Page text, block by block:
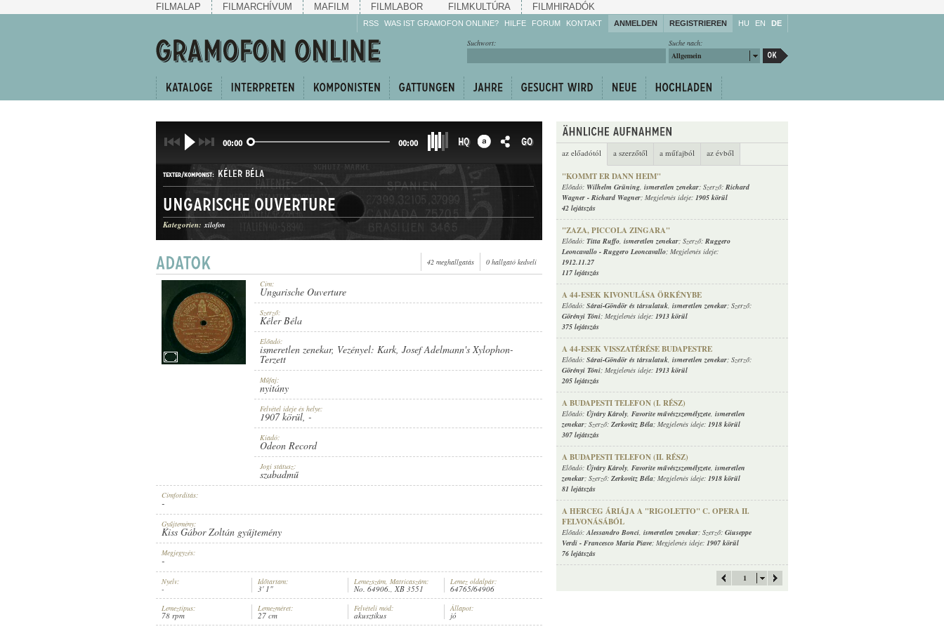
FILMALAP FILMARCHÍVUM MAFILM FILMLABOR FILMKULTÚRA FILMHIRADÓK
RSS WAS IST GRAMOFON ONLINE? HILFE
Machen Sie mit!
weiter!
FORUM KONTAKT ANMELDEN REGISTRIEREN HU EN DE
Suche nach:
Allgemein
Suchwort:
az előadótól a szerzőtől a műfajból az évből
"KOMMT ER DANN HEIM"
Előadó: Wilhelm Grüning, ismeretlen zenekar; Szerző: Richard
Wagner - Richard Wagner; Megjelenés ideje: 1905 körül
42 lejátszás
"ZAZA, PICCOLA ZINGARA"
Előadó: Titta Ruffo, ismeretlen zenekar; Szerző: Ruggero
Leoncavallo - Ruggero Leoncavallo; Megjelenés ideje:
1912.11.27
117 lejátszás
A 44-ESEK KIVONULÁSA ÖRKÉNYBE
Előadó: Sárai-Göndör és társulatuk, ismeretlen zenekar; Szerző:
Görényi Tóni; Megjelenés ideje: 1913 körül
375 lejátszás
A 44-ESEK VISSZATÉRÉSE BUDAPESTRE
Előadó: Sárai-Göndör és társulatuk, ismeretlen zenekar; Szerző:
Görényi Tóni; Megjelenés ideje: 1913 körül
205 lejátszás
A BUDAPESTI TELEFON (I. RÉSZ)
Előadó: Újváry Károly, Favorite művészszemélyzete, ismeretlen
zenekar; Szerző: Zerkovitz Béla; Megjelenés ideje: 1918 körül
307 lejátszás
A BUDAPESTI TELEFON (II. RÉSZ)
Előadó: Újváry Károly, Favorite művészszemélyzete, ismeretlen
zenekar; Szerző: Zerkovitz Béla; Megjelenés ideje: 1918 körül
81 lejátszás
A HERCEG ÁRIÁJA A "RIGOLETTO" C. OPERA II.
FELVONÁSÁBÓL
Előadó:Alessandro Bonci, ismeretlen zenekar; Szerző: Giuseppe
Verdi - Francesco Maria Piave; Megjelenés ideje: 1907 körül
76 lejátszás
1
00:00 00:00 HQ GO
TEXTER/KOMPONIST: KÉLER BÉLA
GATTUNG: NYITÁNY
1907 KÖRÜL
ODEON RECORD
NO. 64906.
Ungarische Ouverture
Kategorien: xilofon
42 meghallgatás 0 hallgató kedveli
Cím:
Ungarische Ouverture
Szerző:
Kéler Béla
Előadó:
ismeretlen zenekar, Vezényel: Kark, Josef Adelmann's Xylophon-
Terzett
Műfaj:
nyitány
Felvétel ideje és helye:
1907 körül, -
Kiadó:
Odeon Record
Jogi státusz:
szabadmű
Címfordítás:
-
Gyűjtemény:
Kiss Gábor Zoltán gyűjtemény
Megjegyzés:
-
Nyelv:
-
Időtartam:
3' 1"
Lemezszám, Matricaszám:
No. 64906., XB 3551
Lemez oldalpár:
64765/64906
Lemeztípus:
78 rpm
Lemezméret:
27 cm
Felvételi mód:
akusztikus
Állapot:
jó